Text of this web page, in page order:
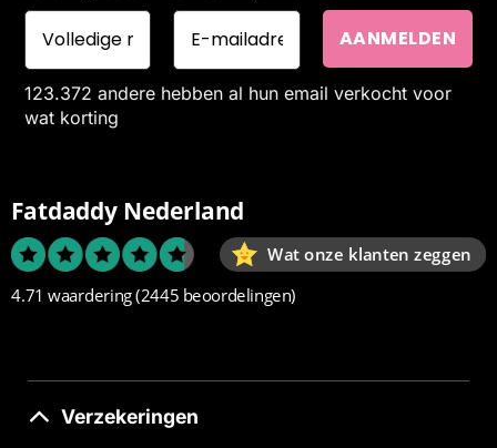
123.372 andere hebben al hun email verkocht voor
wat korting
Fatdaddy Nederland
Wat onze klanten zeggen
4.71 waardering(2445 beoordelingen)
Verzekeringen